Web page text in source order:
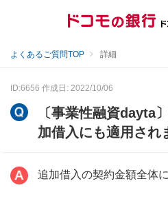
よくあるご質問TOP 詳細
ID:6656 作成日: 2022/10/06
〔事業性融資dayta
加借入にも適用され
追加借入の契約金額全体